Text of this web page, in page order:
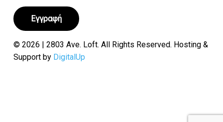
© 2026 | 2803 Ave. Loft. All Rights Reserved. Hosting &
Support by DigitalUp